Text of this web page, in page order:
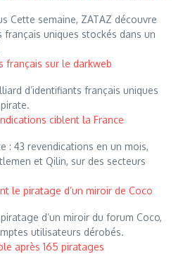
Cette semaine, ZATAZ découvre
français uniques stockés dans un
français sur le darkweb
d’identifiants français uniques
ciblent la France
: 43 revendications en un mois,
et Qilin, sur des secteurs
le piratage d’un miroir de Coco
d’un miroir du forum Coco,
utilisateurs dérobés.
après 165 piratages